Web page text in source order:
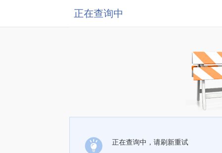
正在查询中
正在查询中，请刷新重试